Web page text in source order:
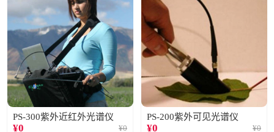
PS-300紫外近红外光谱仪
¥0 ¥0
PS-200紫外可见光谱仪
¥0 ¥0